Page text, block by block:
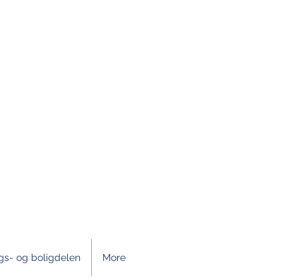
og boligdelen More